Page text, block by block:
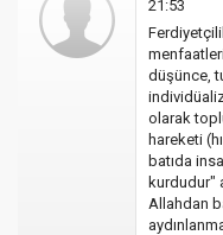
21:53
düşünce,
olarak
hareketi
batıda
kurdudur"
Allahdan